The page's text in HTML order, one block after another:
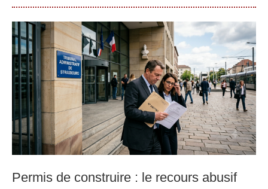
Permis de construire : le recours abusif